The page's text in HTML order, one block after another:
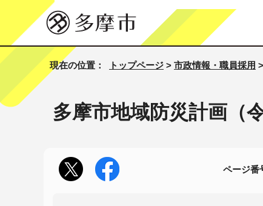
現在の位置： トップページ > 市政情報・職員採用 >
多摩市地域防災計画（
ページ番